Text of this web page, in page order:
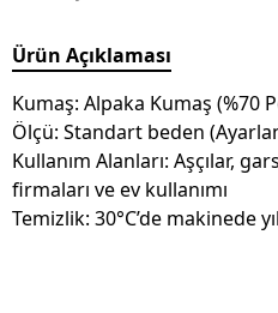
Ürün Açıklaması
Kumaş: Alpaka Kumaş (%70
Ölçü: Standart beden
Kullanım Alanları: Aşçılar,
firmaları ve ev kullanımı
Temizlik: 30°C’de makinede